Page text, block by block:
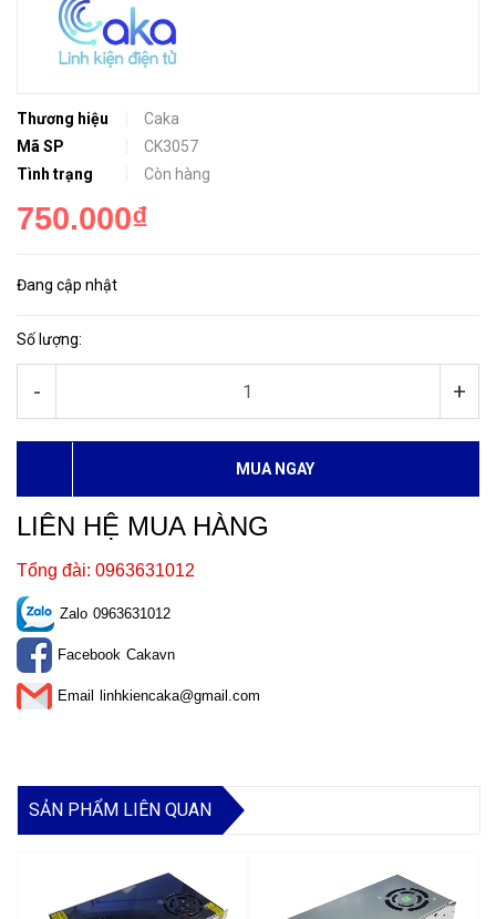
Thương hiệu
Caka
Mã SP
CK3057
Tình trạng
Còn hàng
750.000₫
Đang cập nhật
Số lượng:
- +
MUA NGAY
LIÊN HỆ MUA HÀNG
Tổng đài: 0963631012
Zalo 0963631012
Facebook Cakavn
Email linhkiencaka@gmail.com
SẢN PHẨM LIÊN QUAN